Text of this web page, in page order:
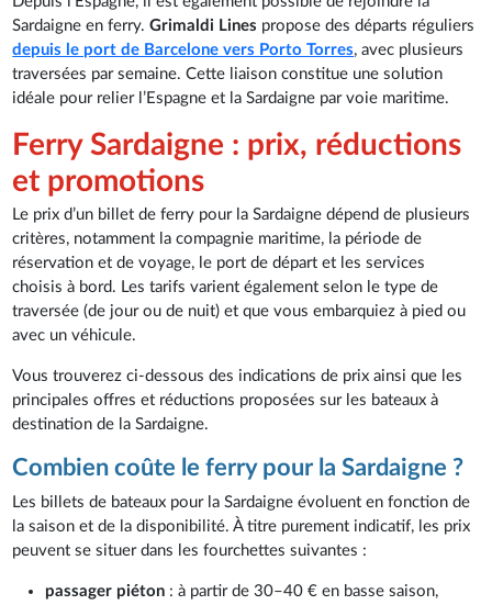
Sardaigne en ferry.Grimaldi Lines propose des départs réguliers
depuis le port de Barcelone vers Porto Torres, avec plusieurs
traversées par semaine. Cette liaison constitue une solution
idéale pour relier l’Espagne et la Sardaigne par voie maritime.
Ferry Sardaigne : prix, réductions
et promotions
Le prix d’un billet de ferry pour la Sardaigne dépend de plusieurs
critères, notamment la compagnie maritime, la période de
réservation et de voyage, le port de départ et les services
choisis à bord. Les tarifs varient également selon le type de
traversée (de jour ou de nuit) et que vous embarquiez à pied ou
avec un véhicule.
Vous trouverez ci-dessous des indications de prix ainsi que les
principales offres et réductions proposées sur les bateaux à
destination de la Sardaigne.
Combien coûte le ferry pour la Sardaigne ?
Les billets de bateaux pour la Sardaigne évoluent en fonction de
la saison et de la disponibilité. À titre purement indicatif, les prix
peuvent se situer dans les fourchettes suivantes :
passager piéton : à partir de 30–40 € en basse saison,